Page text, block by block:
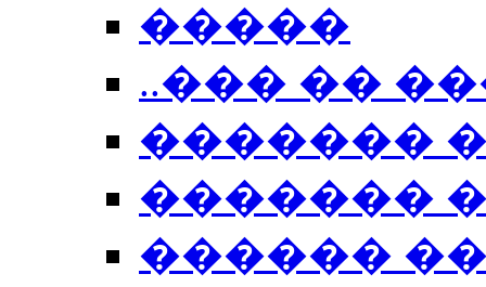
�����
..��� ��
�������
�������
������